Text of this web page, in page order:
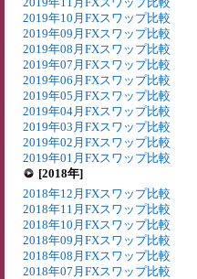
2019年10月FXスワップ比較
2019年09月FXスワップ比較
2019年08月FXスワップ比較
2019年07月FXスワップ比較
2019年06月FXスワップ比較
2019年05月FXスワップ比較
2019年04月FXスワップ比較
2019年03月FXスワップ比較
2019年02月FXスワップ比較
2019年01月FXスワップ比較
[2018年]
2018年12月FXスワップ比較
2018年11月FXスワップ比較
2018年10月FXスワップ比較
2018年09月FXスワップ比較
2018年08月FXスワップ比較
2018年07月FXスワップ比較